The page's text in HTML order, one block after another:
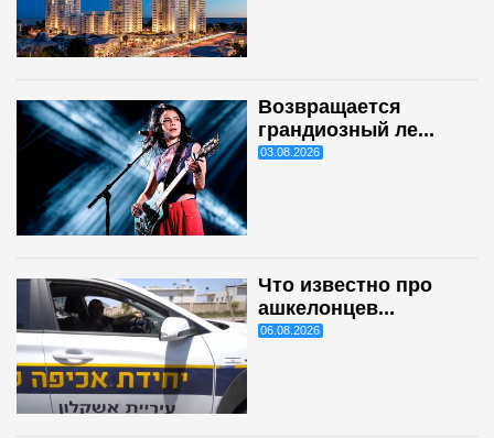
Возвращается
грандиозный ле...
03.08.2026
Что известно про
ашкелонцев...
06.08.2026